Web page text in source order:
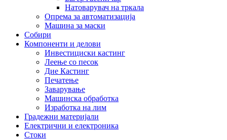
Натоварувач на тркала
Опрема за автоматизација
Машина за маски
Собири
Компоненти и делови
Инвестициски кастинг
Леење со песок
Дие Кастинг
Печатење
Заварување
Машинска обработка
Изработка на лим
Градежни материјали
Електрични и електроника
Стоки